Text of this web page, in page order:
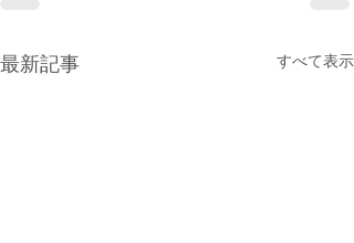
最新記事 すべて表示